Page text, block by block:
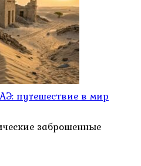
путешествие в мир
заброшенные